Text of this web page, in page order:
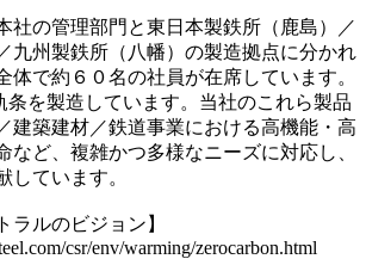
社の管理部門と東日本製鉄所（鹿島）／
九州製鉄所（八幡）の製造拠点に分かれ
体で約６０名の社員が在席しています。
条を製造しています。当社のこれら製品
建築建材／鉄道事業における高機能・高
など、複雑かつ多様なニーズに対応し、
しています。
ラルのビジョン】
csr/env/warming/zerocarbon.html